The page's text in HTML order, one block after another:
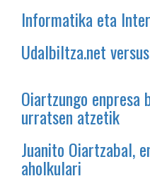
Informatika eta
Udalbiltza.net
Oiartzungo enpresa
urratsen atzetik
Juanito Oiartzabal,
aholkulari